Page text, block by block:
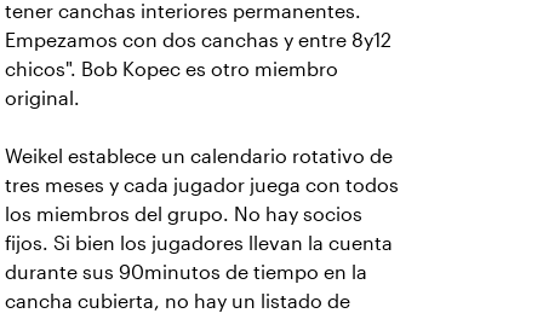
tener canchas interiores permanentes.
Empezamos con dos canchas y entre 8y12
chicos". Bob Kopec es otro miembro
original.
Weikel establece un calendario rotativo de
tres meses y cada jugador juega con todos
los miembros del grupo. No hay socios
fijos. Si bien los jugadores llevan la cuenta
durante sus 90minutos de tiempo en la
cancha cubierta, no hay un listado de